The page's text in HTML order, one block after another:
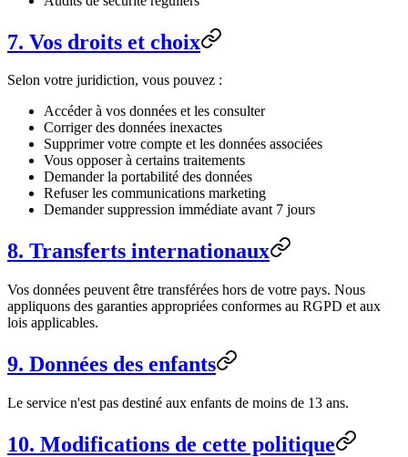
7. Vos droits et choix
Selon votre juridiction, vous pouvez :
Accéder à vos données et les consulter
Corriger des données inexactes
Supprimer votre compte et les données associées
Vous opposer à certains traitements
Demander la portabilité des données
Refuser les communications marketing
Demander suppression immédiate avant 7 jours
8. Transferts internationaux
Vos données peuvent être transférées hors de votre pays. Nous
appliquons des garanties appropriées conformes au RGPD et aux
lois applicables.
9. Données des enfants
Le service n'est pas destiné aux enfants de moins de 13 ans.
10. Modifications de cette politique